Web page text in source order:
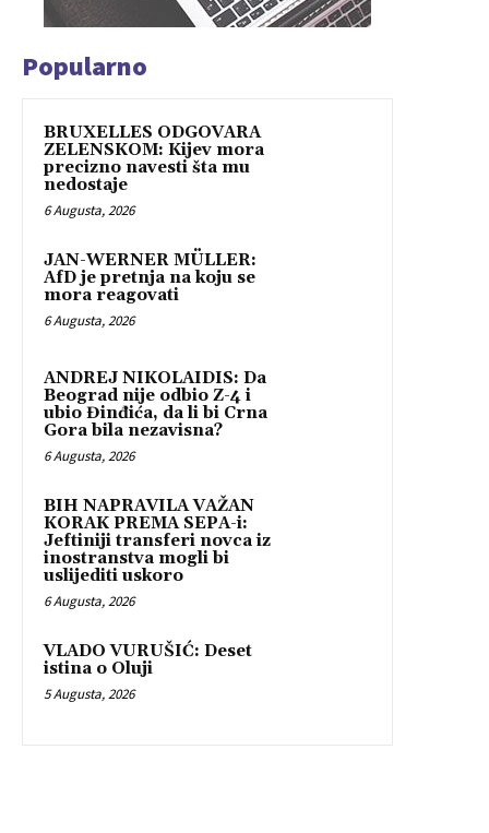
Popularno
BRUXELLES ODGOVARA
ZELENSKOM: Kijev mora
precizno navesti šta mu
nedostaje
6 Augusta, 2026
JAN-WERNER MÜLLER:
AfD je pretnja na koju se
mora reagovati
6 Augusta, 2026
ANDREJ NIKOLAIDIS: Da
Beograd nije odbio Z-4 i
ubio Đinđića, da li bi Crna
Gora bila nezavisna?
6 Augusta, 2026
BIH NAPRAVILA VAŽAN
KORAK PREMA SEPA-i:
Jeftiniji transferi novca iz
inostranstva mogli bi
uslijediti uskoro
6 Augusta, 2026
VLADO VURUŠIĆ: Deset
istina o Oluji
5 Augusta, 2026